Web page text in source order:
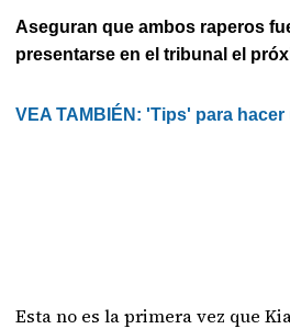
Aseguran que ambos raperos
presentarse en el tribunal el
VEA TAMBIÉN:'Tips' para hacer
Esta no es la primera vez que